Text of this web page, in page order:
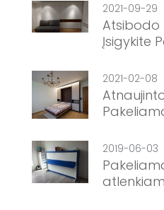
2021-09-29
Atsibodo
Įsigykite
2021-02-08
2019-06-03